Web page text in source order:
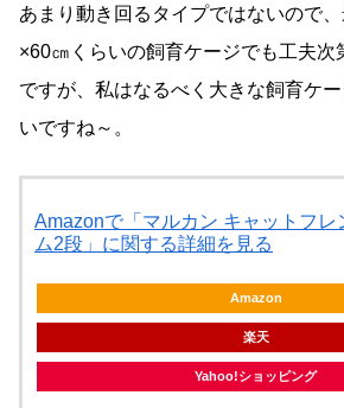
あまり動き回るタイプではないので
×60㎝くらいの飼育ケージでも工夫次
ですが、私はなるべく大きな飼育ケ
いですね～。
Amazonで「マルカン キャットフレ
ム2段」に関する詳細を見る
Amazon
楽天
Yahoo!ショッピング